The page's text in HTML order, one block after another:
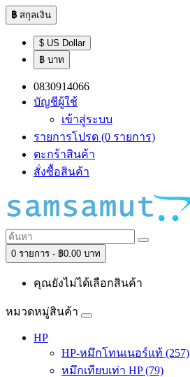
฿ สกุลเงิน
$ US Dollar
฿ บาท
0830914066
บัญชีผู้ใช้
เข้าสู่ระบบ
รายการโปรด (0 รายการ)
ตะกร้าสินค้า
สั่งซื้อสินค้า
0 รายการ - ฿0.00 บาท
คุณยังไม่ได้เลือกสินค้า
หมวดหมู่สินค้า
HP
HP-หมึกโทนเนอร์แท้ (257)
หมึกเทียบเท่า HP (79)